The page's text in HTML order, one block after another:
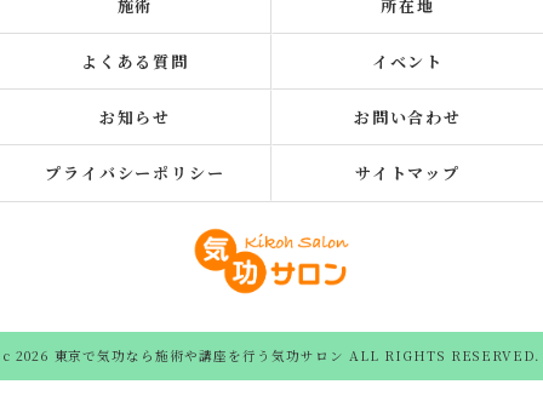
施術 所在地
よくある質問 イベント
お知らせ お問い合わせ
プライバシーポリシー サイトマップ
c 2026 東京で気功なら施術や講座を行う気功サロン ALL RIGHTS RESERVED.